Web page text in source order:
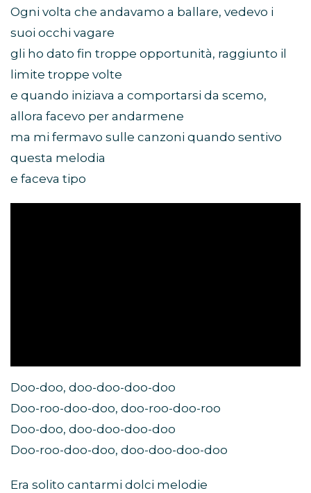
Ogni volta che andavamo a ballare, vedevo i
suoi occhi vagare
gli ho dato fin troppe opportunità, raggiunto il
limite troppe volte
e quando iniziava a comportarsi da scemo,
allora facevo per andarmene
ma mi fermavo sulle canzoni quando sentivo
questa melodia
e faceva tipo
Doo-doo, doo-doo-doo-doo
Doo-roo-doo-doo, doo-roo-doo-roo
Doo-doo, doo-doo-doo-doo
Doo-roo-doo-doo, doo-doo-doo-doo
Era solito cantarmi dolci melodie